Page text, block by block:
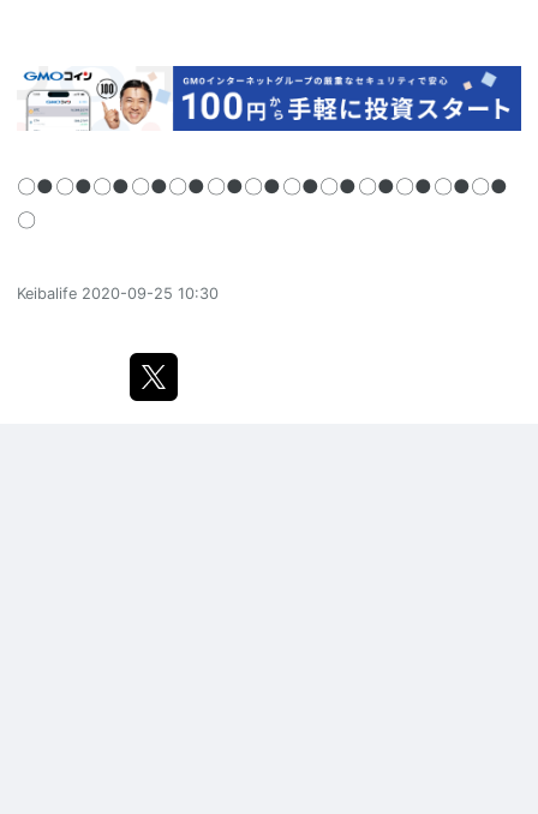
〇●〇●〇●〇●〇●〇●〇●〇●〇●〇●〇●〇●〇●
〇
Keibalife 2020-09-25 10:30